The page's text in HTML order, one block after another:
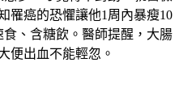
多，才覺得不對勁，就醫檢
罹癌的恐懼讓他1周內暴瘦10
、含糖飲。醫師提醒，大腸